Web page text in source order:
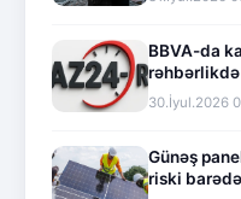
BBVA-da
30.İyul.2026
Günəş
riski